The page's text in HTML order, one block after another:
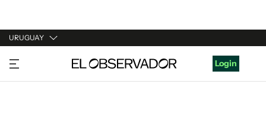
URUGUAY
URUGUAY
ARGENTINA
Login